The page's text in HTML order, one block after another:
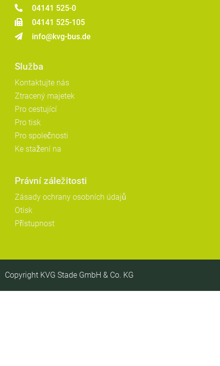
04141 525-0
04141 525-105
info@kvg-bus.de
Služba
Kontaktujte nás
Ztracený majetek
Pro cestující
Pro tisk
Pro společnosti
Ke stažení na
Právní záležitosti
Zásady ochrany osobních údajů
Otisk
Přístupnost
Copyright KVG Stade GmbH & Co. KG